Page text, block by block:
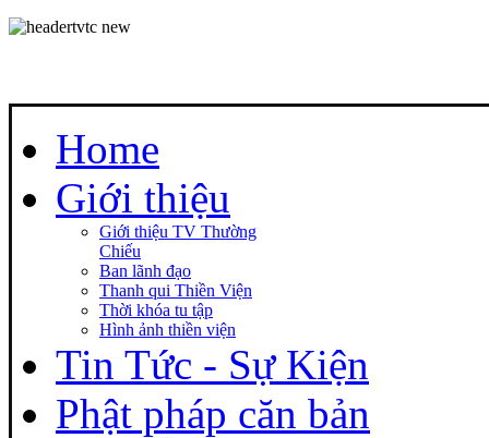
Home
Giới thiệu
Giới thiệu TV Thường
Chiếu
Ban lãnh đạo
Thanh qui Thiền Viện
Thời khóa tu tập
Hình ảnh thiền viện
Tin Tức - Sự Kiện
Phật pháp căn bản